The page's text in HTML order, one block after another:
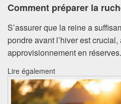
Comment préparer la
S’assurer que la reine a
pondre avant l’hiver est crucial,
approvisionnement en réserves.
Lire également